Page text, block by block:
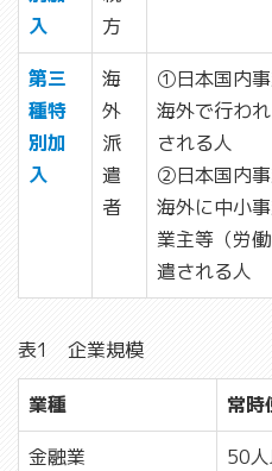
入
方
第三
種特
別加
入
海
外
派
遣
者
➀日本国内事
海外で行わ
される人
➁日本国内事
海外に中小
業主等（労
遣される人
表1 企業規模
業種 常時
金融業
50